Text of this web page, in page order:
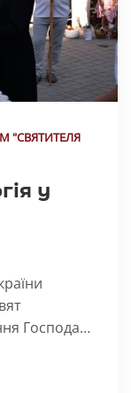
"СВЯТИТЕЛЯ
у
Господа…